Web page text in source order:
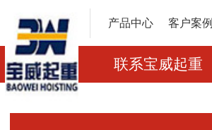
产品中心 客户案例
联系宝威起重